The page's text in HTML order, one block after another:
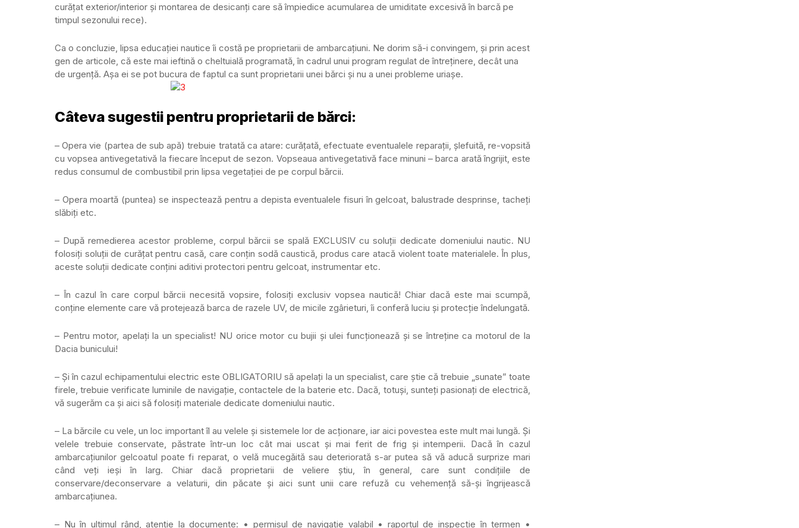
curățat exterior/interior și montarea de desicanți care să împiedice acumularea de umiditate excesivă în barcă pe
timpul sezonului rece).
Ca o concluzie, lipsa educației nautice îi costă pe proprietarii de ambarcațiuni. Ne dorim să-i convingem, și prin acest
gen de articole, că este mai ieftină o cheltuială programată, în cadrul unui program regulat de întreținere, decât una
de urgență. Așa ei se pot bucura de faptul ca sunt proprietarii unei bărci și nu a unei probleme uriașe.
Câteva sugestii pentru proprietarii de bărci:
– Opera vie (partea de sub apă) trebuie tratată ca atare: curățată, efectuate eventualele reparații, șlefuită, re-vopsită
cu vopsea antivegetativă la fiecare început de sezon. Vopseaua antivegetativă face minuni – barca arată îngrijit, este
redus consumul de combustibil prin lipsa vegetației de pe corpul bărcii.
– Opera moartă (puntea) se inspectează pentru a depista eventualele fisuri în gelcoat, balustrade desprinse, tacheți
slăbiți etc.
– După remedierea acestor probleme, corpul bărcii se spală EXCLUSIV cu soluții dedicate domeniului nautic. NU
folosiți soluții de curățat pentru casă, care conțin sodă caustică, produs care atacă violent toate materialele. În plus,
aceste soluții dedicate conțini aditivi protectori pentru gelcoat, instrumentar etc.
– În cazul în care corpul bărcii necesită vopsire, folosiți exclusiv vopsea nautică! Chiar dacă este mai scumpă,
conține elemente care vă protejează barca de razele UV, de micile zgârieturi, îi conferă luciu și protecție îndelungată.
– Pentru motor, apelați la un specialist! NU orice motor cu bujii și ulei funcționează și se întreține ca motorul de la
Dacia bunicului!
– Și în cazul echipamentului electric este OBLIGATORIU să apelați la un specialist, care știe că trebuie „sunate” toate
firele, trebuie verificate luminile de navigație, contactele de la baterie etc. Dacă, totuși, sunteți pasionați de electrică,
vă sugerăm ca și aici să folosiți materiale dedicate domeniului nautic.
– La bărcile cu vele, un loc important îl au velele și sistemele lor de acționare, iar aici povestea este mult mai lungă. Și
velele trebuie conservate, păstrate într-un loc cât mai uscat și mai ferit de frig și intemperii. Dacă în cazul
ambarcațiunilor gelcoatul poate fi reparat, o velă mucegăită sau deteriorată s-ar putea să vă aducă surprize mari
când veți ieși în larg. Chiar dacă proprietarii de veliere știu, în general, care sunt condițiile de
conservare/deconservare a velaturii, din păcate și aici sunt unii care refuză cu vehemență să-și îngrijească
ambarcațiunea.
– Nu în ultimul rând, atenție la documente: • permisul de navigație valabil • raportul de inspecție în termen •